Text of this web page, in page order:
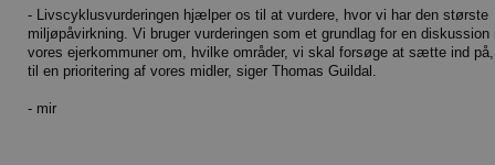
- Livscyklusvurderingen hjælper os til at vurdere, hvor vi har den største
miljøpåvirkning. Vi bruger vurderingen som et grundlag for en diskussion
vores ejerkommuner om, hvilke områder, vi skal forsøge at sætte ind
til en prioritering af vores midler, siger Thomas Guildal.
- mir